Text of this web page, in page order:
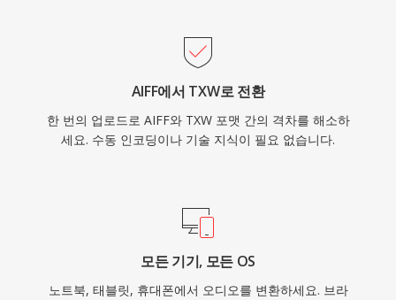
AIFF에서 TXW로 전환
한 번의 업로드로 AIFF와 TXW 포맷 간의 격차를 해소하
세요. 수동 인코딩이나 기술 지식이 필요 없습니다.
모든 기기, 모든 OS
노트북, 태블릿, 휴대폰에서 오디오를 변환하세요. 브라